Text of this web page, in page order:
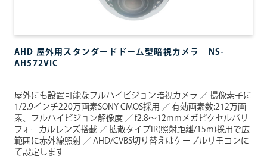
自治体向け
店舗情報
サイトポリシー
プライバシーポリシー
AHD 屋外用スタンダードドーム型暗視カメラ NS-
AH572VIC
屋外にも設置可能なフルハイビジョン暗視カメラ ／ 撮像素子に
1/2.9インチ220万画素SONY CMOS採用 ／ 有効画素数:212万画
素、フルハイビジョン解像度 ／ f2.8～12mmメガピクセルバリ
フォーカルレンズ搭載 ／ 拡散タイプIR(照射距離/15m)採用で広
範囲に赤外線照射 ／ AHD/CVBS切り替えはケーブルリモコンに
て設定します